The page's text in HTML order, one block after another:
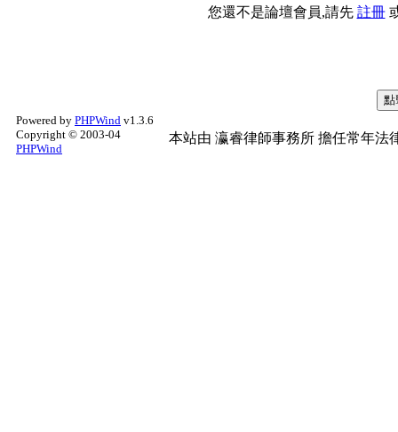
您還不是論壇會員,請先 註冊
Powered by PHPWind v1.3.6
Copyright © 2003-04
PHPWind
本站由 瀛睿律師事務所 擔任常年法